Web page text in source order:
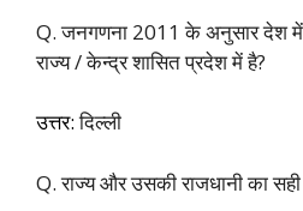
Q. जनगणना 2011 के अनुसार देश
राज्य / केन्द्र शासित प्रदेश में है?
उत्तर:दिल्ली
Q. राज्य और उसकी राजधानी का सही